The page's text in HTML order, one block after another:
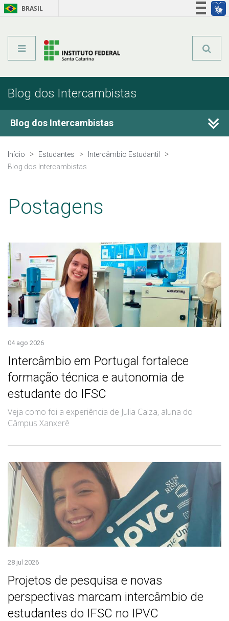
BRASIL
Blog dos Intercambistas
Blog dos Intercambistas
Sobre o Blog
Início Estudantes
Intercâmbio Estudantil
Blog dos Intercambistas
Postagens
04 ago 2026
Intercâmbio em Portugal fortalece
formação técnica e autonomia de
estudante do IFSC
Veja como foi a experiência de Julia Calza, aluna do
Câmpus Xanxerê
28 jul 2026
Projetos de pesquisa e novas
perspectivas marcam intercâmbio de
estudantes do IFSC no IPVC